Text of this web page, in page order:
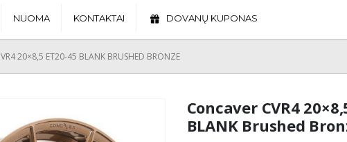
NUOMA KONTAKTAI DOVANŲ KUPONAS
20×8,5 ET20-45 BLANK BRUSHED BRONZE
Concaver CVR4
BLANK Brushed